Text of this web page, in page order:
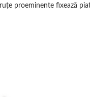
proeminente fixează